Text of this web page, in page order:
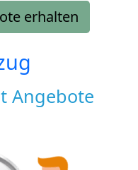
erhalten
Angebote